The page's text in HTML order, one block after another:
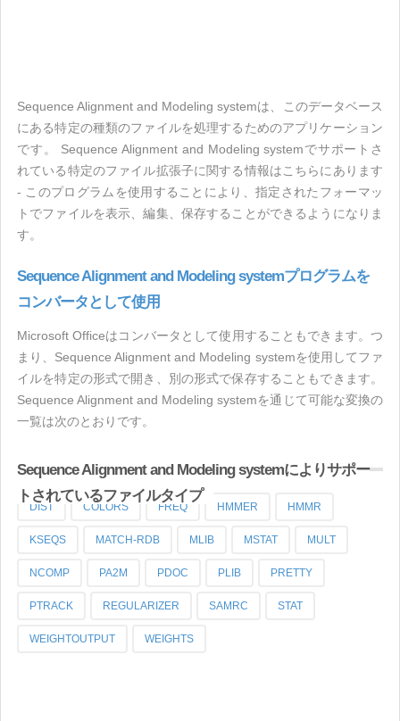
Sequence Alignment and Modeling systemは、このデータベース
にある特定の種類のファイルを処理するためのアプリケーション
です。 Sequence Alignment and Modeling systemでサポートさ
れている特定のファイル拡張子に関する情報はこちらにあります
- このプログラムを使用することにより、指定されたフォーマッ
トでファイルを表示、編集、保存することができるようになりま
す。
Sequence Alignment and Modeling systemプログラムを
コンバータとして使用
Microsoft Officeはコンバータとして使用することもできます。つ
まり、Sequence Alignment and Modeling systemを使用してファ
イルを特定の形式で開き、別の形式で保存することもできます。
Sequence Alignment and Modeling systemを通じて可能な変換の
一覧は次のとおりです。
Sequence Alignment and Modeling systemによりサポー
トされているファイルタイプ
DIST COLORS FREQ HMMER HMMR
KSEQS MATCH-RDB MLIB MSTAT MULT
NCOMP PA2M PDOC PLIB PRETTY
PTRACK REGULARIZER SAMRC STAT
WEIGHTOUTPUT WEIGHTS